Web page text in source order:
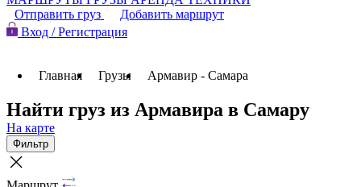
Отправить груз
Добавить маршрут
Вход / Регистрация
Главная Грузы Армавир - Самара
Найти груз из Армавира в Самару
На карте
Фильтр